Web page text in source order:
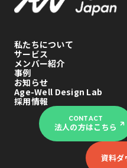
私たちについて
サービス
メンバー紹介
事例
お知らせ
Age-Well Design Lab
採用情報
CONTACT
法人の方はこちら
資料ダ